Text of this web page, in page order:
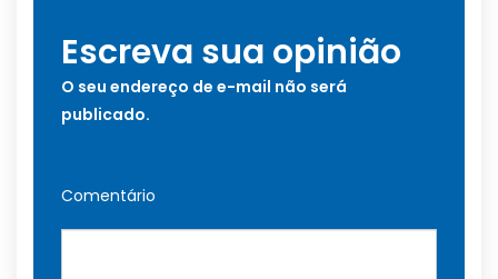
Escreva sua opinião
O seu endereço de e-mail não será
publicado.
Comentário